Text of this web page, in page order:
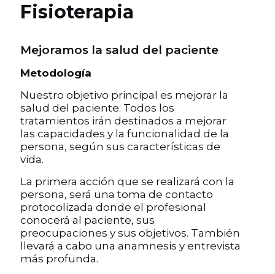
Fisioterapia
Mejoramos la salud del paciente
Metodología
Nuestro objetivo principal es mejorar la
salud del paciente. Todos los
tratamientos irán destinados a mejorar
las capacidades y la funcionalidad de la
persona, según sus características de
vida.
La primera acción que se realizará con la
persona, será una toma de contacto
protocolizada donde el profesional
conocerá al paciente, sus
preocupaciones y sus objetivos. También
llevará a cabo una anamnesis y entrevista
más profunda.